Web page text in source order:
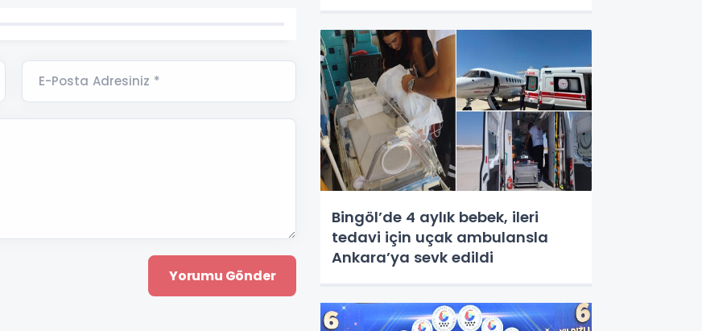
E-Posta Adresiniz *
Bingöl’de 4 aylık bebek, ileri
tedavi için uçak ambulansla
Ankara’ya sevk edildi